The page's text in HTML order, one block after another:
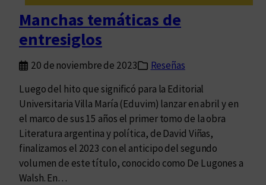
o
p
r
e
s
n
t
e
e
n
e
Manchas temáticas de
entresiglos
20 de noviembre de 2023
Reseñas
Luego del hito que significó para la Editorial
Universitaria Villa María (Eduvim) lanzar en abril y en
el marco de sus 15 años el primer tomo de la obra
Literatura argentina y política, de David Viñas,
finalizamos el 2023 con el anticipo del segundo
volumen de este título, conocido como De Lugones a
Walsh. En…